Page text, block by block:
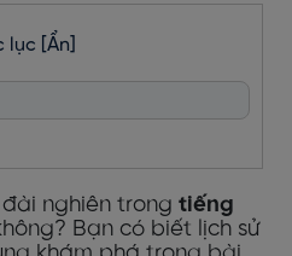
lục [Ẩn]
nghiên trong tiếng
Bạn có biết lịch sử